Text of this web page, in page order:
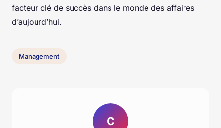
facteur clé de succès dans le monde des affaires
d’aujourd’hui.
Management
C